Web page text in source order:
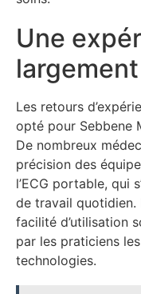
Une
Les retours
opté pour Sebbene
De nombreux
précision des
l’ECG portable, qui
de travail quotidien.
facilité d’utilisation
par les praticiens
technologies.